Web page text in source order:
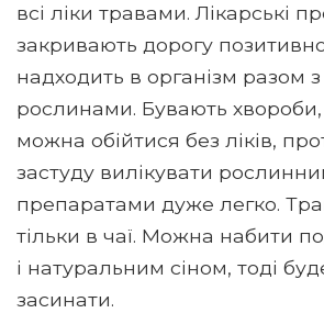
всі ліки травами. Лікарські
закривають дорогу
надходить в організм разом
рослинами. Бувають
можна обійтися без ліків,
застуду вилікувати
препаратами дуже легко.
тільки в чаї. Можна набити
і натуральним сіном, тоді
засинати.